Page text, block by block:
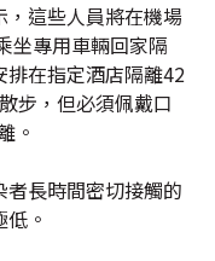
這些人員將在機場
坐專用車輛回家隔
在指定酒店隔離42
步，但必須佩戴口
。
長時間密切接觸的
。